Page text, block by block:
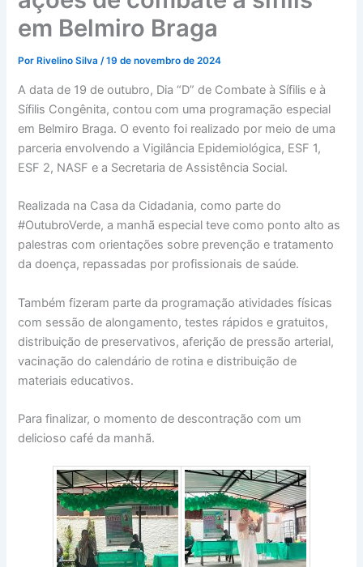
em Belmiro Braga
Por Rivelino Silva/19 de novembro de 2024
A data de 19 de outubro, Dia “D” de Combate à Sífilis e à
Sífilis Congênita, contou com uma programação especial
em Belmiro Braga. O evento foi realizado por meio de uma
parceria envolvendo a Vigilância Epidemiológica, ESF 1,
ESF 2, NASF e a Secretaria de Assistência Social.
Realizada na Casa da Cidadania, como parte do
#OutubroVerde, a manhã especial teve como ponto alto as
palestras com orientações sobre prevenção e tratamento
da doença, repassadas por profissionais de saúde.
Também fizeram parte da programação atividades físicas
com sessão de alongamento, testes rápidos e gratuitos,
distribuição de preservativos, aferição de pressão arterial,
vacinação do calendário de rotina e distribuição de
materiais educativos.
Para finalizar, o momento de descontração com um
delicioso café da manhã.